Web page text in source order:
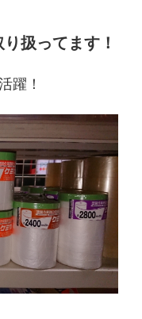
扱ってます！
躍！